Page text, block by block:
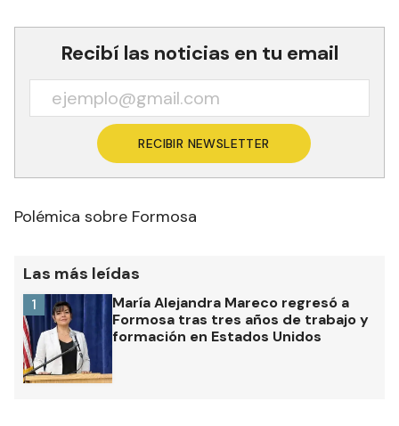
Recibí las noticias en tu email
RECIBIR NEWSLETTER
Polémica sobre Formosa
Las más leídas
María Alejandra Mareco regresó a
Formosa tras tres años de trabajo y
formación en Estados Unidos
1